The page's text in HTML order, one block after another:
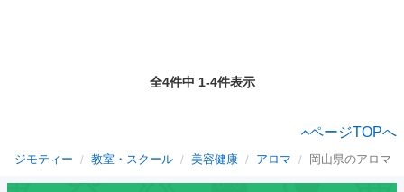
全4件中 1-4件表示
ページTOPへ
ジモティー 教室・スクール 美容健康 アロマ 岡山県のアロマ